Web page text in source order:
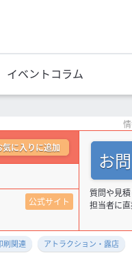
イベントコラム
気に入りに追加
公式サイト
お
質問や見積
担当者に直
刷関連
アトラクション・露店